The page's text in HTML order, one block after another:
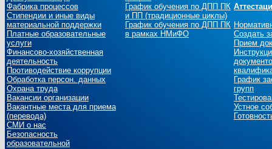
Фабрика процессов
Стипендии и иные виды
материальной поддержки
Платные образовательные
услуги
Финансово-хозяйственная
деятельность
Противодействие коррупции
Обработка персон. данных
Охрана труда
Вакансии организации
Вакантные места для приема
(перевода)
СМИ о нас
Безопасность
образовательной
График обучения по ДПП ПК
и ПП (традиционные циклы)
График обучения по ДПП ПК
в рамках НМиФО
Создать
Прием
График
групп
Устное